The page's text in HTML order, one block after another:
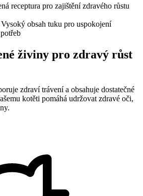
receptura pro zajištění zdravého růstu
obsah tuku pro uspokojení
živiny pro zdravý růst
zdraví trávení a obsahuje dostatečné
kotěti pomáhá udržovat zdravé oči,